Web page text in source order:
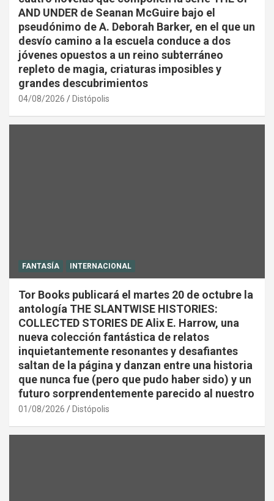
AND UNDER de Seanan McGuire bajo el
pseudónimo de A. Deborah Barker, en el que un
desvío camino a la escuela conduce a dos
jóvenes opuestos a un reino subterráneo
repleto de magia, criaturas imposibles y
grandes descubrimientos
04/08/2026 Distópolis
FANTASÍA INTERNACIONAL
Tor Books publicará el martes 20 de octubre la
antología THE SLANTWISE HISTORIES:
COLLECTED STORIES DE Alix E. Harrow, una
nueva colección fantástica de relatos
inquietantemente resonantes y desafiantes
saltan de la página y danzan entre una historia
que nunca fue (pero que pudo haber sido) y un
futuro sorprendentemente parecido al nuestro
01/08/2026 Distópolis